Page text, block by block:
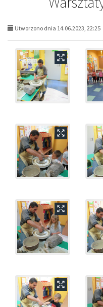
Utworzono dnia 14.06.2023, 22:25